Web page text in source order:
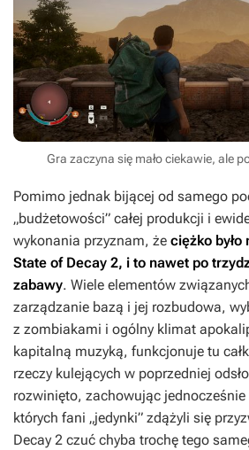
Gra zaczyna się mało ciekawie, ale
Pomimo jednak bijącej od samego
„budżetowości” całej produkcji i
wykonania przyznam, że ciężko było
State of Decay 2, i to nawet po
zabawy. Wiele elementów
zarządzanie bazą i jej rozbudowa,
z zombiakami i ogólny klimat
kapitalną muzyką, funkcjonuje tu
rzeczy kulejących w poprzedniej
rozwinięto, zachowując
których fani „jedynki” zdążyli się
Decay 2 czuć chyba trochę tego